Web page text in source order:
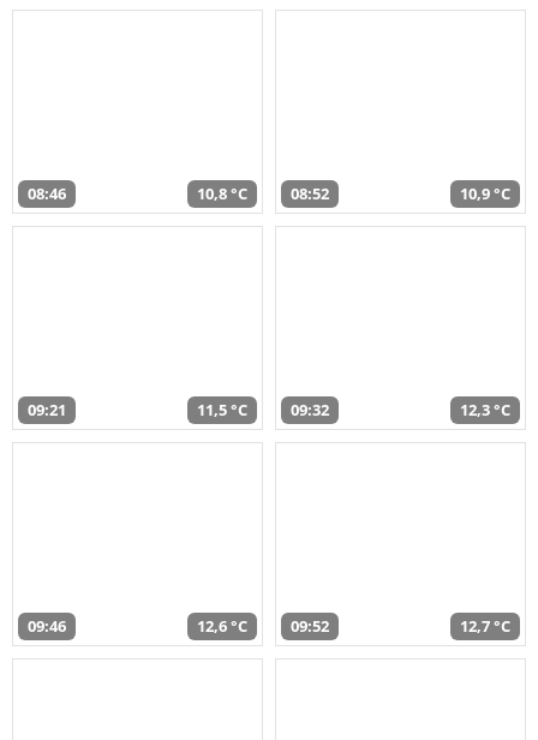
08:46 10,8 °C 08:52 10,9 °C
09:21 11,5 °C 09:32 12,3 °C
09:46 12,6 °C 09:52 12,7 °C